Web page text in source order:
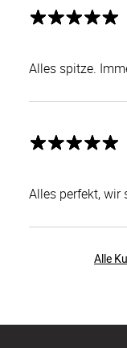
Alles spitze.
Alles perfekt, wir
Alle